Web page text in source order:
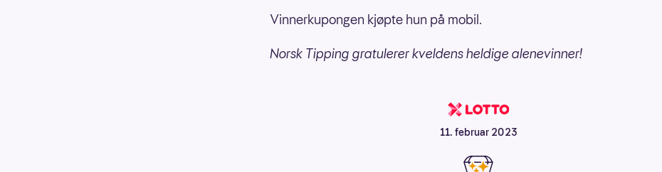
Vinnerkupongen kjøpte hun på mobil.
Norsk Tipping gratulerer kveldens heldige alenevinner!
11. februar 2023